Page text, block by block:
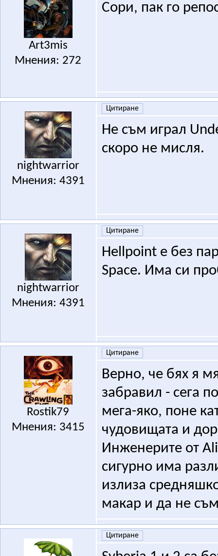
Art3mis
Мнения: 272
Сори, пак го
nightwarrior
Мнения: 4391
Цитиране
Не съм играл
скоро не мисля.
nightwarrior
Мнения: 4391
Цитиране
Hellpoint e без
Space. Има си
Rostik79
Мнения: 3415
Цитиране
Верно, че бях я
забравил - сега
мега-яко, поне
чудовищата и
Инженерите от
сигурно има
излиза
макар и да не
Цитиране